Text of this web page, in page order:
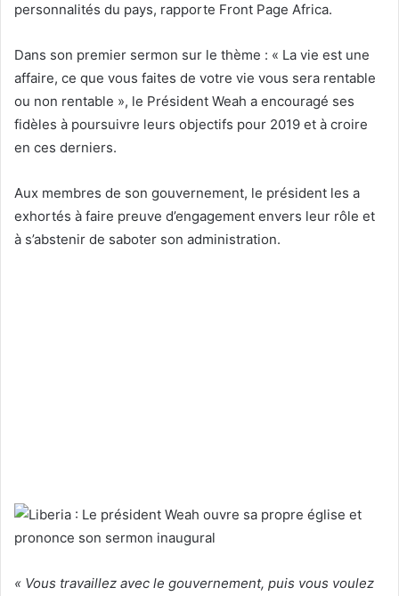
personnalités du pays, rapporte Front Page Africa.
Dans son premier sermon sur le thème : « La vie est une
affaire, ce que vous faites de votre vie vous sera rentable
ou non rentable », le Président Weah a encouragé ses
fidèles à poursuivre leurs objectifs pour 2019 et à croire
en ces derniers.
Aux membres de son gouvernement, le président les a
exhortés à faire preuve d’engagement envers leur rôle et
à s’abstenir de saboter son administration.
« Vous travaillez avec le gouvernement, puis vous voulez